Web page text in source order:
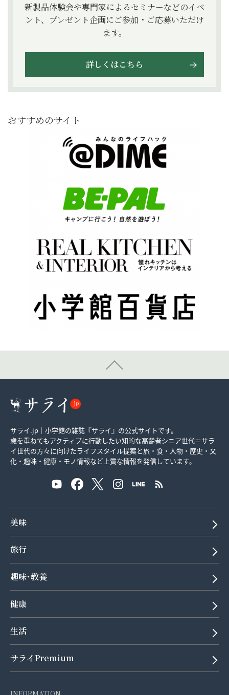
新製品体験会や専門家によるセミナーなどのイベ
ント、プレゼント企画にご参加・ご応募いただけ
ます。
詳しくはこちら
おすすめのサイト
サライ.jp｜小学館の雑誌『サライ』の公式サイトです。
歳を重ねてもアクティブに行動したい知的な高齢者シニア世代＝サラ
イ世代の方々に向けたライフスタイル提案と旅・食・人物・歴史・文
化・趣味・健康・モノ情報など上質な情報を発信しています。
美味
旅行
趣味･教養
健康
生活
サライPremium